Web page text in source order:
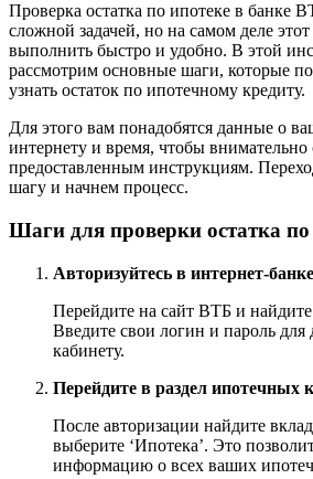
Проверка остатка по ипотеке в банке
сложной задачей, но на самом деле
выполнить быстро и удобно. В этой
рассмотрим основные шаги, которые
узнать остаток по ипотечному кредиту.
Для этого вам понадобятся данные о
интернету и время, чтобы внимательно
предоставленным инструкциям.
шагу и начнем процесс.
Шаги для проверки остатка по
Авторизуйтесь в интернет-
Перейдите на сайт ВТБ и найдите
Введите свои логин и пароль для
кабинету.
Перейдите в раздел ипотечных
После авторизации найдите
выберите ‘Ипотека’. Это
информацию о всех ваших